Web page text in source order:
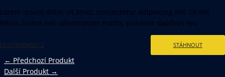
Lorem ipsum dolor sit amet, consectetur adipiscing elit. Ut elit
tellus, luctus nec ullamcorper mattis, pulvinar dapibus leo.
LK33TM404601-2 STÁHNOUT
← Předchozí Produkt
Další Produkt →